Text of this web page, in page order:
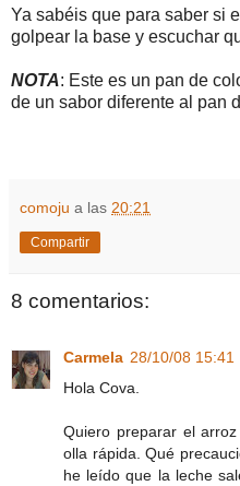
Ya sabéis que para saber si
golpear la base y escuchar
NOTA: Este es un pan de
de un sabor diferente al pan
comoju a las 20:21
Compartir
8 comentarios:
Carmela 28/10/08 15:41
Hola Cova.
Quiero preparar el
olla rápida. Qué
he leído que la leche